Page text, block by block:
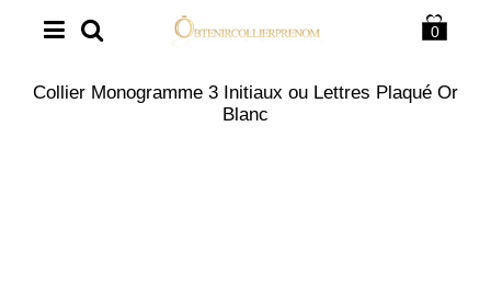
0
Collier Monogramme 3 Initiaux ou Lettres Plaqué Or
Blanc